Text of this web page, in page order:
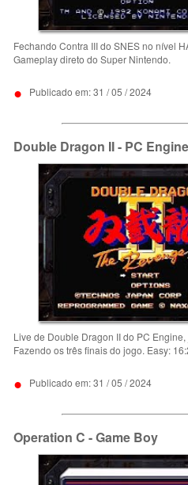
Fechando Contra III do SNES no nível
Gameplay direto do Super Nintendo.
• Publicado em: 31 / 05 / 2024
Double Dragon II - PC Engine
Live de Double Dragon II do PC
Fazendo os três finais do jogo. Easy:
• Publicado em: 31 / 05 / 2024
Operation C - Game Boy